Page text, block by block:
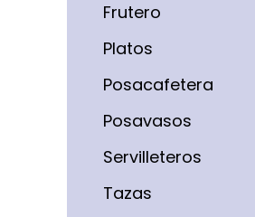
Frutero
Platos
Posacafetera
Posavasos
Servilleteros
Tazas